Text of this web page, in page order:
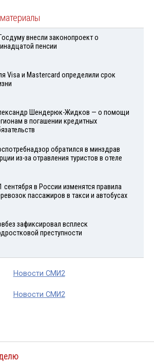
внесли законопроект о
пенсии
Visа и Mastercard определили срок
Шендерюк-Жидков — о помощи
в погашении кредитных
обратился в минздрав
из-за отравления туристов в отеле
сентября в России изменятся правила
пассажиров в такси и автобусах
зафиксировал всплеск
преступности
Новости СМИ2
Новости СМИ2